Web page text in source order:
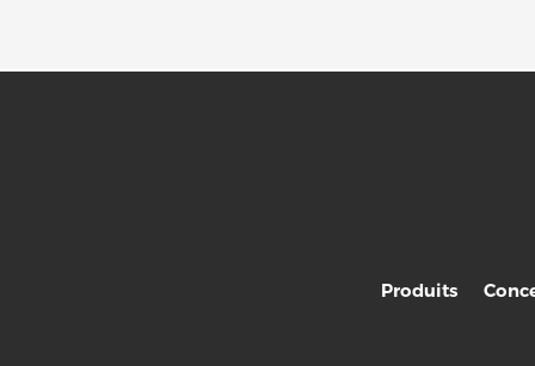
Produits